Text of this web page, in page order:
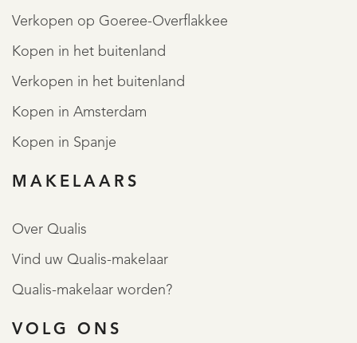
Verkopen op Goeree-Overflakkee
Kopen in het buitenland
Verkopen in het buitenland
Kopen in Amsterdam
Kopen in Spanje
MAKELAARS
Over Qualis
Vind uw Qualis-makelaar
Qualis-makelaar worden?
VOLG ONS